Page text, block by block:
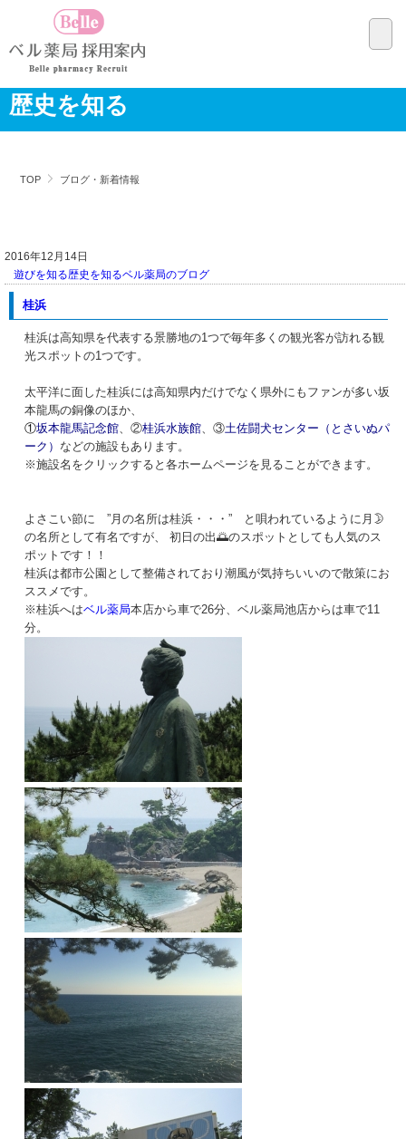
歴史を知る
TOP ブログ・新着情報
2016年12月14日
遊びを知る歴史を知るベル薬局のブログ
桂浜
桂浜は高知県を代表する景勝地の1つで毎年多くの観光客が訪れる観
光スポットの1つです。
太平洋に面した桂浜には高知県内だけでなく県外にもファンが多い坂
本龍馬の銅像のほか、
①坂本龍馬記念館、②桂浜水族館、③土佐闘犬センター（とさいぬパ
ーク） などの施設もあります。
※施設名をクリックすると各ホームページを見ることができます。
よさこい節に ”月の名所は桂浜・・・” と唄われているように月🌛
の名所として有名ですが、 初日の出🌅のスポットとしても人気のス
ポットです！！
桂浜は都市公園として整備されており潮風が気持ちいいので散策にお
ススメです。
※桂浜へはベル薬局本店から車で26分、ベル薬局池店からは車で11
分。